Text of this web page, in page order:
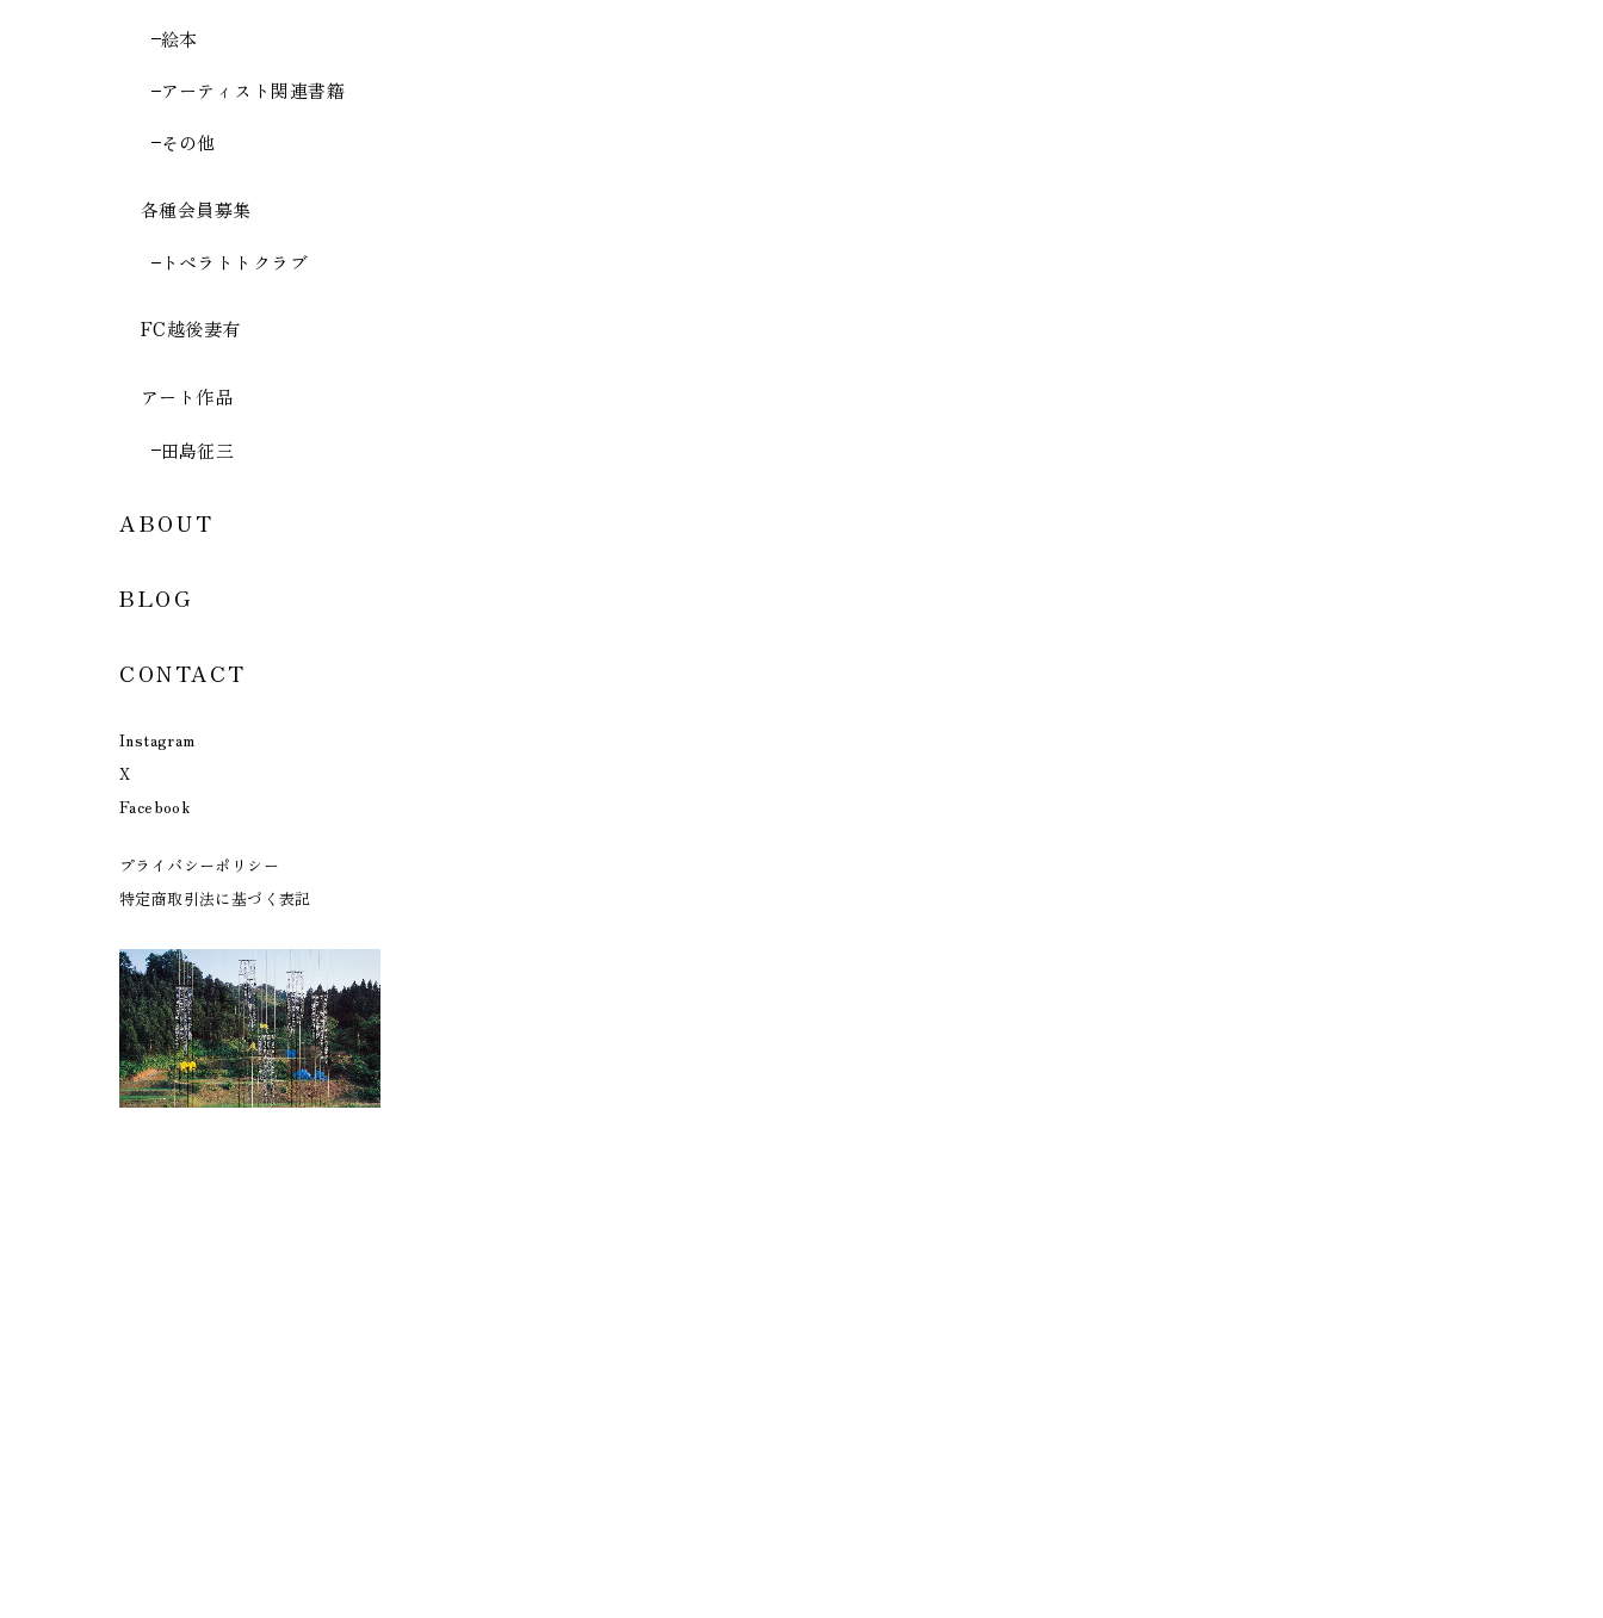
絵本
アーティスト関連書籍
その他
各種会員募集
トペラトトクラブ
FC越後妻有
アート作品
田島征三
ABOUT
BLOG
CONTACT
Instagram
X
Facebook
プライバシーポリシー
特定商取引法に基づく表記